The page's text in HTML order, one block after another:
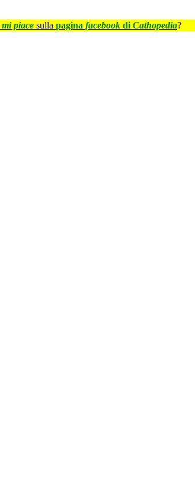
mi piace sulla pagina facebook di Cathopedia?